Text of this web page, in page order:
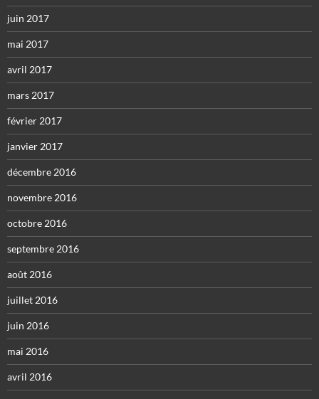
juin 2017
mai 2017
avril 2017
mars 2017
février 2017
janvier 2017
décembre 2016
novembre 2016
octobre 2016
septembre 2016
août 2016
juillet 2016
juin 2016
mai 2016
avril 2016